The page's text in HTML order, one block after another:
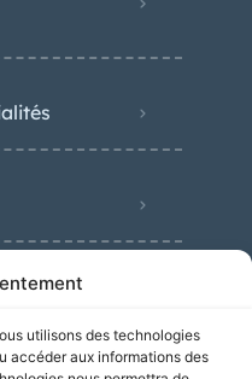
utilisons des technologies
accéder aux informations des